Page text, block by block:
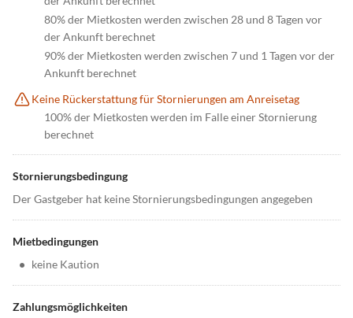
80% der Mietkosten werden zwischen 28 und 8 Tagen vor
der Ankunft berechnet
90% der Mietkosten werden zwischen 7 und 1 Tagen vor der
Ankunft berechnet
Keine Rückerstattung für Stornierungen am Anreisetag
100% der Mietkosten werden im Falle einer Stornierung
berechnet
Stornierungsbedingung
Der Gastgeber hat keine Stornierungsbedingungen angegeben
Mietbedingungen
• keine Kaution
Zahlungsmöglichkeiten